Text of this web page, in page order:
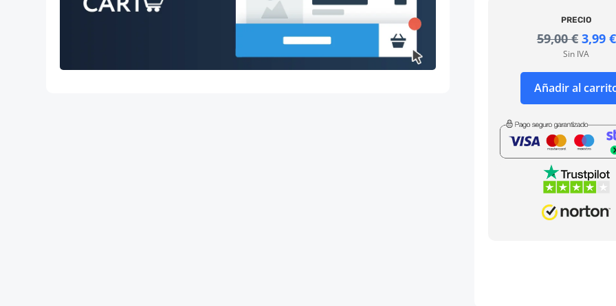
PRECIO
59,00€ El
precio
era:
3,99 €
Sin IVA
Añadir al